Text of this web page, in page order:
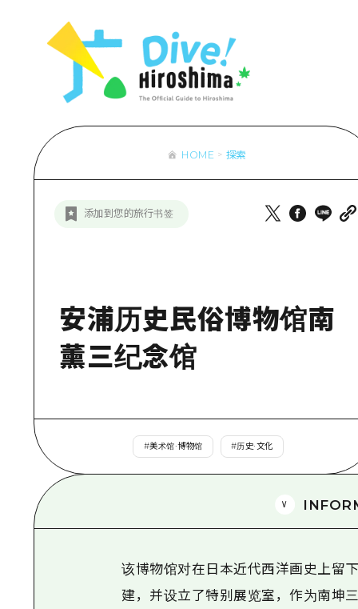
HOME 探索
添加到您的旅行书签
安浦历史民俗博物馆南
薰三纪念馆
#美术馆·博物馆 #历史·文化
该博物馆对在日本近代西洋画史上留
建，并设立了特别展览室，作为南坤